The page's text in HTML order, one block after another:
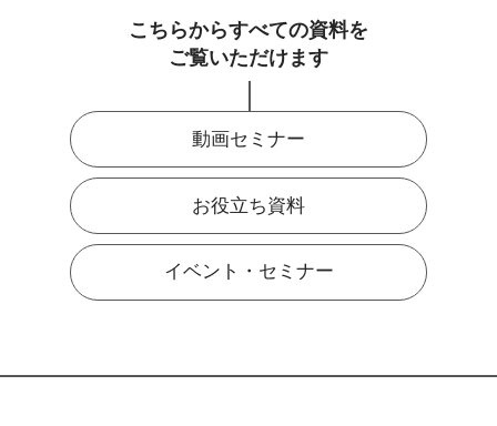
こちらからすべての資料を
ご覧いただけます
動画セミナー
お役立ち資料
イベント・セミナー